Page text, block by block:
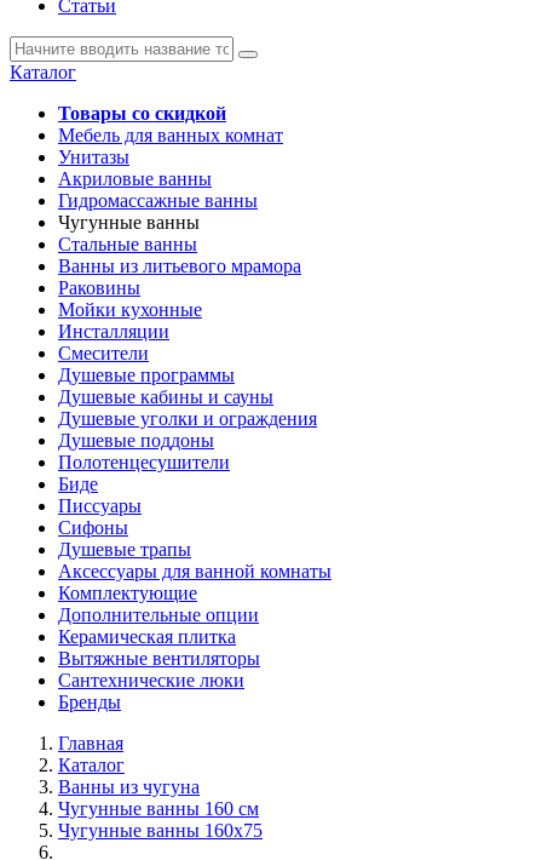
Статьи
Каталог
Товары со скидкой
Мебель для ванных комнат
Унитазы
Акриловые ванны
Гидромассажные ванны
Чугунные ванны
Стальные ванны
Ванны из литьевого мрамора
Раковины
Мойки кухонные
Инсталляции
Смесители
Душевые программы
Душевые кабины и сауны
Душевые уголки и ограждения
Душевые поддоны
Полотенцесушители
Биде
Писсуары
Сифоны
Душевые трапы
Аксессуары для ванной комнаты
Комплектующие
Дополнительные опции
Керамическая плитка
Вытяжные вентиляторы
Сантехнические люки
Бренды
Главная
Каталог
Ванны из чугуна
Чугунные ванны 160 см
Чугунные ванны 160х75